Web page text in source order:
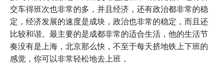
交车得班次也非常的多，并且经济，还有政治都非常的稳
定，经济发展的速度是成块，政治也非常的稳定，而且还
比较和谐。最主要的是成都非常的适合生活，他的生活节
奏没有是上海，北京那么快，不至于每天挤地铁上下班的
感觉，你可以非常轻松地去上班，